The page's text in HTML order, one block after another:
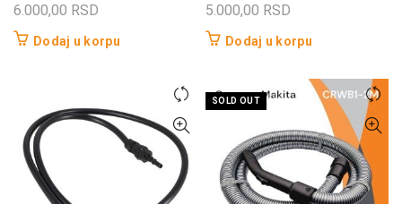
6.000,00 RSD
Dodaj u korpu
5.000,00 RSD
Dodaj u korpu
SOLD OUT